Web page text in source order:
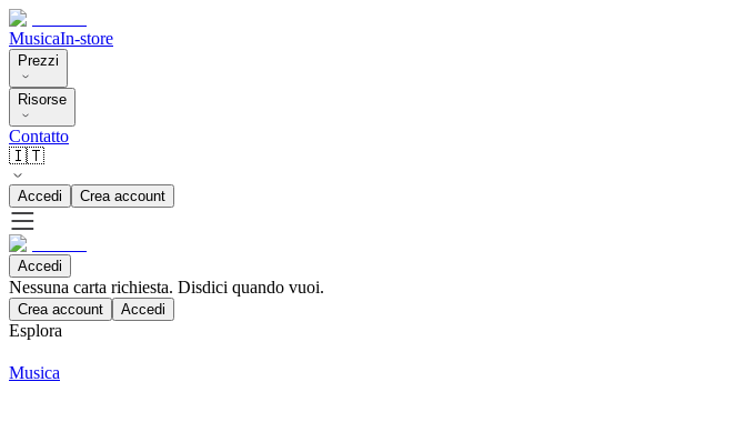
MusicaIn-store
Prezzi
Risorse
Contatto
🇮🇹
Accedi Crea account
Accedi
Nessuna carta richiesta. Disdici quando vuoi.
Crea account Accedi
Esplora
Musica